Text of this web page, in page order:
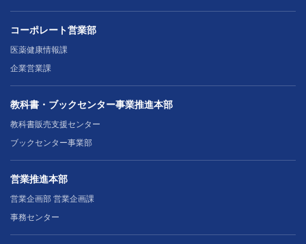
コーポレート営業部
医薬健康情報課
企業営業課
教科書・ブックセンター事業推進本部
教科書販売支援センター
ブックセンター事業部
営業推進本部
営業企画部 営業企画課
事務センター